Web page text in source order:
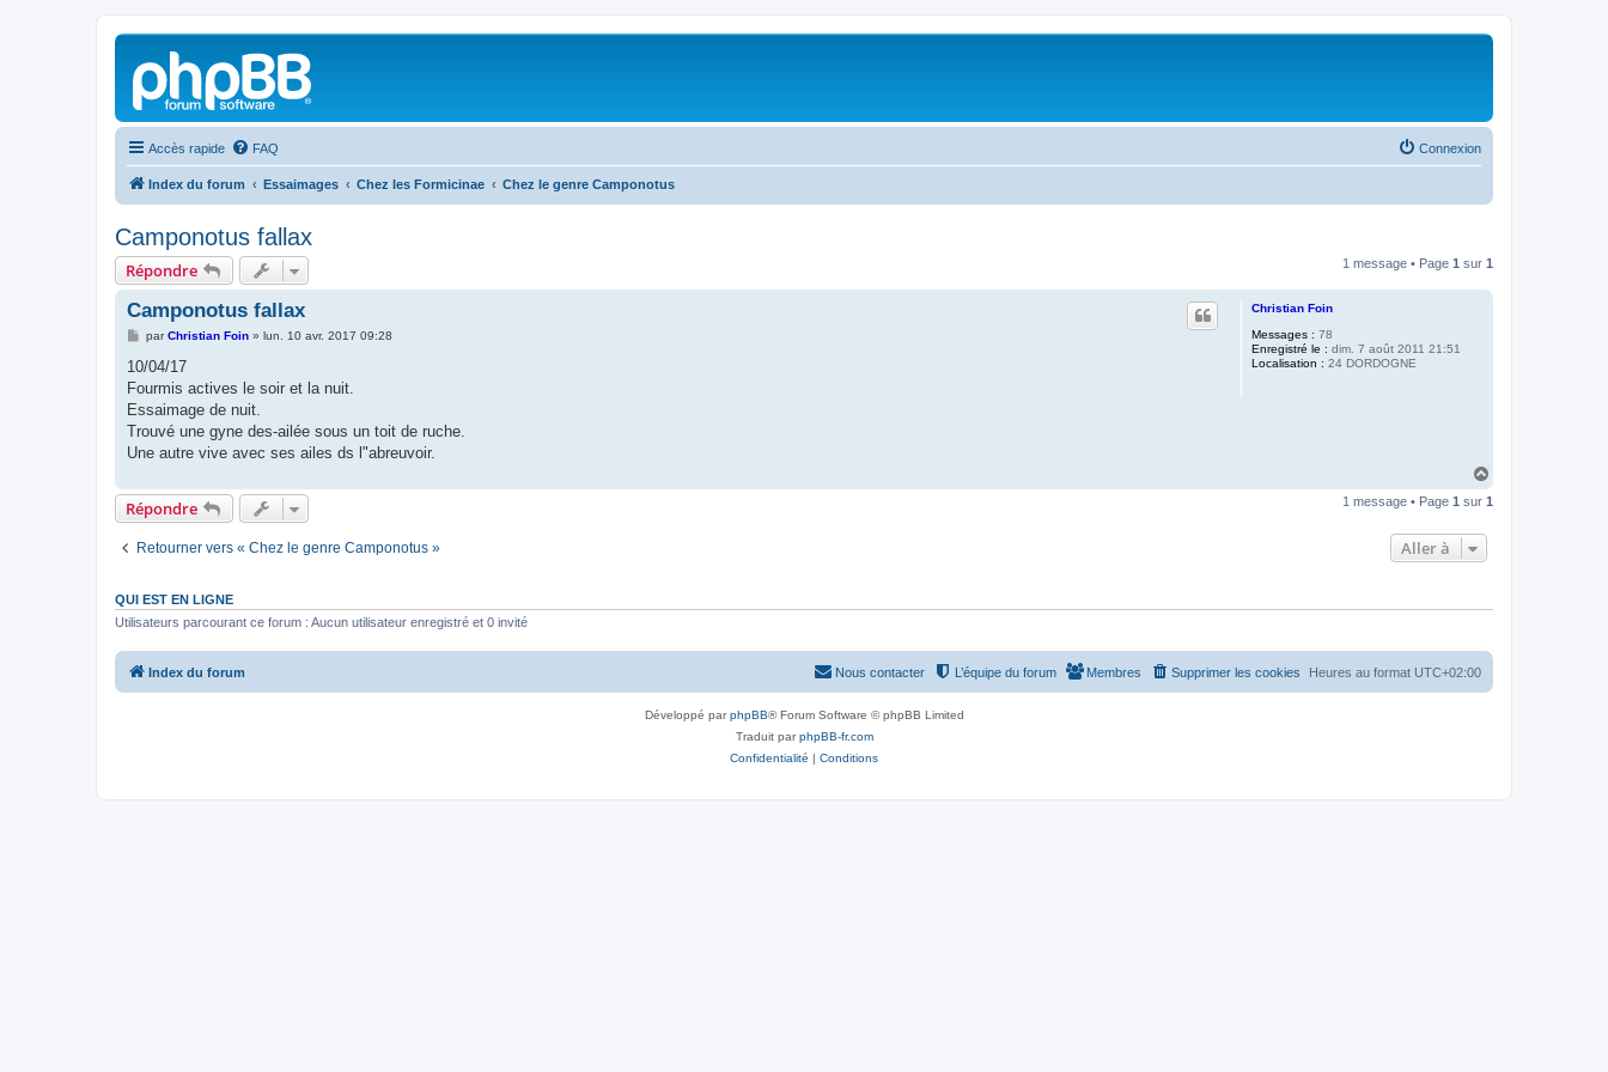
Accès rapide FAQ Connexion
Index du forum Essaimages Chez les Formicinae Chez le genre Camponotus
Camponotus fallax
Répondre 1 message • Page 1 sur 1
Christian Foin
Messages : 78
Enregistré le : dim. 7 août 2011 21:51
Localisation : 24 DORDOGNE
Camponotus fallax
M
s
a
g
parChristian Foin» lun. 10 avr. 2017 09:28
10/04/17
Fourmis actives le soir et la nuit.
Essaimage de nuit.
Trouvé une gyne des-ailée sous un toit de ruche.
Une autre vive avec ses ailes ds l"abreuvoir.
u
Répondre 1 message • Page 1 sur 1
Retourner vers « Chez le genre Camponotus » Aller à
QUI EST EN LIGNE
Utilisateurs parcourant ce forum : Aucun utilisateur enregistré et 0 invité
Index du forum Heures au format UTC+02:00
Supprimer les cookies
Membres
L’équipe du forum
Nous contacter
Développé parphpBB® Forum Software © phpBB Limited
Traduit parphpBB-fr.com
Confidentialité | Conditions